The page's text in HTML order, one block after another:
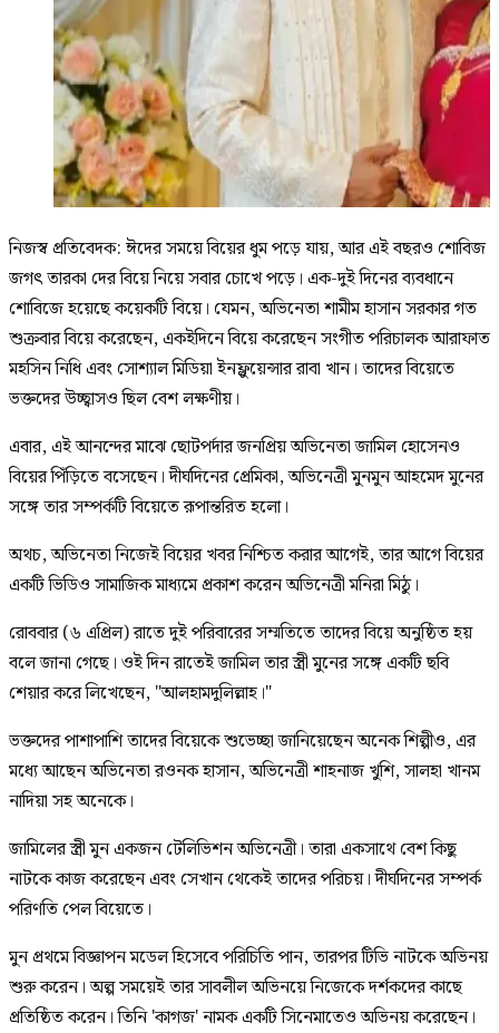
নিজস্ব প্রতিবেদক: ঈদের সময়ে বিয়ের ধুম পড়ে যায়, আর এই বছরও শোবিজ
জগৎ তারকা দের বিয়ে নিয়ে সবার চোখে পড়ে। এক-দুই দিনের ব্যবধানে
শোবিজে হয়েছে কয়েকটি বিয়ে। যেমন, অভিনেতা শামীম হাসান সরকার গত
শুক্রবার বিয়ে করেছেন, একইদিনে বিয়ে করেছেন সংগীত পরিচালক আরাফাত
মহসিন নিধি এবং সোশ্যাল মিডিয়া ইনফ্লুয়েন্সার রাবা খান। তাদের বিয়েতে
ভক্তদের উচ্ছ্বাসও ছিল বেশ লক্ষণীয়।
এবার, এই আনন্দের মাঝে ছোটপর্দার জনপ্রিয় অভিনেতা জামিল হোসেনও
বিয়ের পিঁড়িতে বসেছেন। দীর্ঘদিনের প্রেমিকা, অভিনেত্রী মুনমুন আহমেদ মুনের
সঙ্গে তার সম্পর্কটি বিয়েতে রূপান্তরিত হলো।
অথচ, অভিনেতা নিজেই বিয়ের খবর নিশ্চিত করার আগেই, তার আগে বিয়ের
একটি ভিডিও সামাজিক মাধ্যমে প্রকাশ করেন অভিনেত্রী মনিরা মিঠু।
রোববার (৬ এপ্রিল) রাতে দুই পরিবারের সম্মতিতে তাদের বিয়ে অনুষ্ঠিত হয়
বলে জানা গেছে। ওই দিন রাতেই জামিল তার স্ত্রী মুনের সঙ্গে একটি ছবি
শেয়ার করে লিখেছেন, "আলহামদুলিল্লাহ।"
ভক্তদের পাশাপাশি তাদের বিয়েকে শুভেচ্ছা জানিয়েছেন অনেক শিল্পীও, এর
মধ্যে আছেন অভিনেতা রওনক হাসান, অভিনেত্রী শাহনাজ খুশি, সালহা খানম
নাদিয়া সহ অনেকে।
জামিলের স্ত্রী মুন একজন টেলিভিশন অভিনেত্রী। তারা একসাথে বেশ কিছু
নাটকে কাজ করেছেন এবং সেখান থেকেই তাদের পরিচয়। দীর্ঘদিনের সম্পর্ক
পরিণতি পেল বিয়েতে।
মুন প্রথমে বিজ্ঞাপন মডেল হিসেবে পরিচিতি পান, তারপর টিভি নাটকে অভিনয়
শুরু করেন। অল্প সময়েই তার সাবলীল অভিনয়ে নিজেকে দর্শকদের কাছে
প্রতিষ্ঠিত করেন। তিনি 'কাগজ' নামক একটি সিনেমাতেও অভিনয় করেছেন।